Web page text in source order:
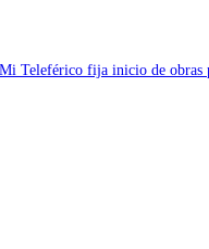
Teleférico fija inicio de obras